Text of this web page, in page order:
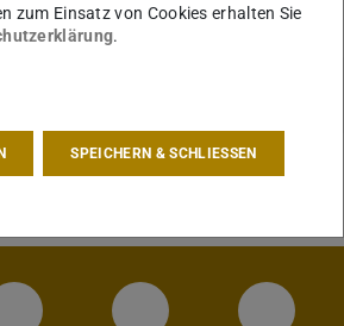
zum Einsatz von Cookies erhalten Sie
.
SPEICHERN & SCHLIESSEN